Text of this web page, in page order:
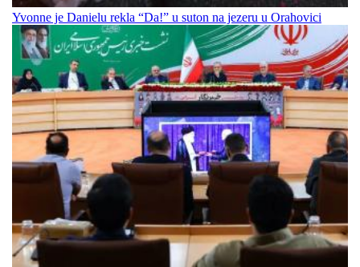
Yvonne je Danielu rekla “Da!” u suton na jezeru u Orahovici